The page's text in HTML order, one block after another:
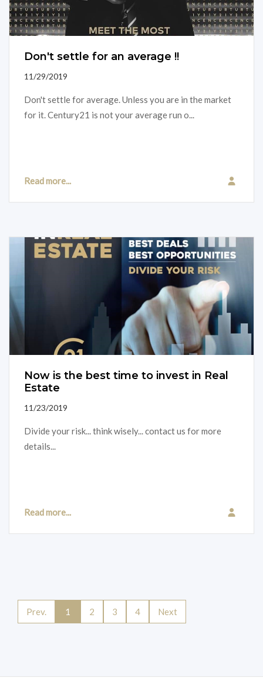
Don't settle for an average !!
11/29/2019
Don't settle for average. Unless you are in the market
for it. Century21 is not your average run o...
Read more...
Now is the best time to invest in Real
Estate
11/23/2019
Divide your risk... think wisely... contact us for more
details...
Read more...
Prev. 1 2 3 4 Next